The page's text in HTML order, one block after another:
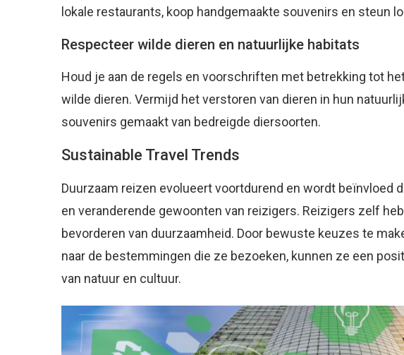
lokale restaurants, koop handgemaakte souvenirs en steun
Respecteer wilde dieren en natuurlijke habitats
Houd je aan de regels en voorschriften met betrekking tot
wilde dieren. Vermijd het verstoren van dieren in hun
souvenirs gemaakt van bedreigde diersoorten.
Sustainable Travel Trends
Duurzaam reizen evolueert voortdurend en wordt beïnvloed
en veranderende gewoonten van reizigers. Reizigers zelf
bevorderen van duurzaamheid. Door bewuste keuzes te
naar de bestemmingen die ze bezoeken, kunnen ze een
van natuur en cultuur.